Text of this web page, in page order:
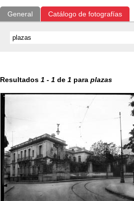
General Catálogo de fotografías
Resultados 1 - 1 de 1 para plazas